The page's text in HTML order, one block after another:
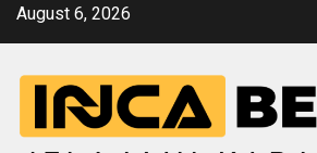
SkipAugust 6, 2026